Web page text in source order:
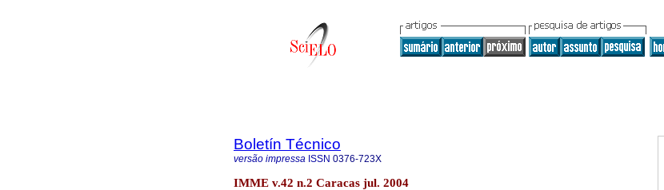
Boletín Técnico
versão impressa ISSN 0376-723X
IMME v.42 n.2 Caracas jul. 2004